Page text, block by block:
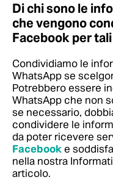
Di chi sono le
che vengono
Facebook per
Condividiamo le
WhatsApp se
Potrebbero essere
WhatsApp che non
se necessario,
condividere le
da poter ricevere
Facebooke
nella nostra
articolo.